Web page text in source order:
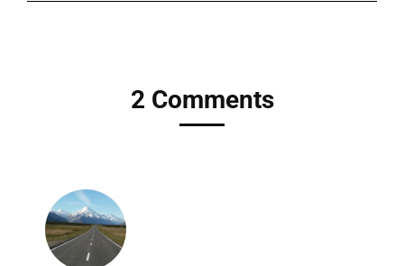
2 Comments